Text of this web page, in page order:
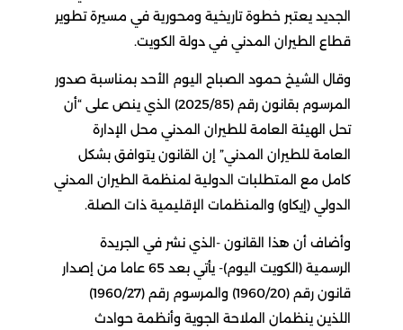
الجديد يعتبر خطوة تاريخية ومحورية في مسيرة تطوير
قطاع الطيران المدني في دولة الكويت.
وقال الشيخ حمود الصباح اليوم الأحد بمناسبة صدور
المرسوم بقانون رقم (2025/85) الذي ينص على “أن
تحل الهيئة العامة للطيران المدني محل الإدارة
العامة للطيران المدني” إن القانون يتوافق بشكل
كامل مع المتطلبات الدولية لمنظمة الطيران المدني
الدولي (إيكاو) والمنظمات الإقليمية ذات الصلة.
وأضاف أن هذا القانون -الذي نشر في الجريدة
الرسمية (الكويت اليوم)- يأتي بعد 65 عاما من إصدار
قانون رقم (1960/20) والمرسوم رقم (1960/27)
اللذين ينظمان الملاحة الجوية وأنظمة حوادث